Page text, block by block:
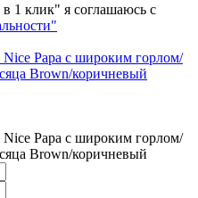
1 клик" я соглашаюсь с
Papa с широким горлом/
Brown/коричневый
Papa с широким горлом/
Brown/коричневый